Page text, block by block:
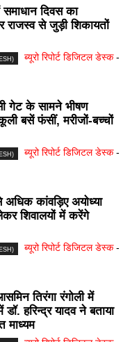
समाधान दिवस का
से जुड़ी शिकायतों
ब्यूरो रिपोर्ट डिजिटल डेस्क -
गेट के सामने भीषण
बसें फंसीं, मरीजों-बच्चों
ब्यूरो रिपोर्ट डिजिटल डेस्क -
अधिक कांवड़िए अयोध्या
शिवालयों में करेंगे
ब्यूरो रिपोर्ट डिजिटल डेस्क -
तिरंगा रंगोली में
हरिन्द्र यादव ने बताया
माध्यम